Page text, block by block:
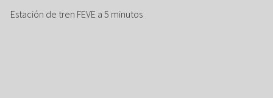
Estación de tren FEVE a 5 minutos